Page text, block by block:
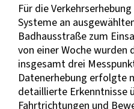
Für die
Systeme an
Badhausstraße zum
von einer Woche wurden
insgesamt drei
Datenerhebung erfolgte
detaillierte Erkenntnisse
Fahrtrichtungen und